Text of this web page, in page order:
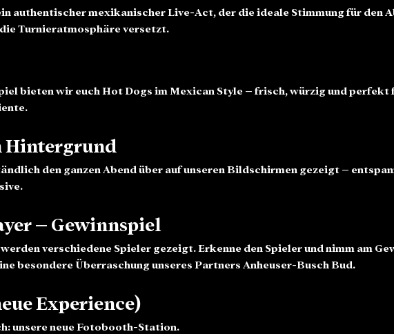
authentischer mexikanischer Live-Act, der die ideale Stimmung für den
Turnieratmosphäre versetzt.
bieten wir euch Hot Dogs im Mexican Style – frisch, würzig und perfekt
Hintergrund
den ganzen Abend über auf unseren Bildschirmen gezeigt –
– Gewinnspiel
verschiedene Spieler gezeigt. Erkenne den Spieler und nimm am
besondere Überraschung unseres Partners Anheuser-Busch Bud.
Experience)
unsere neue Fotobooth-Station.